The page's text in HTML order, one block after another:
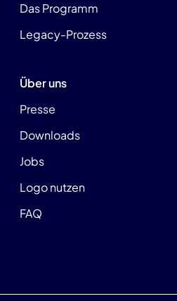
Das Programm
Legacy-Prozess
Über uns
Presse
Downloads
Jobs
Logo nutzen
FAQ